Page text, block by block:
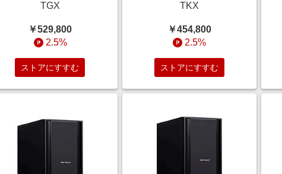
TGX
￥529,800
2.5%
ストアにすすむ
TKX
￥454,800
2.5%
ストアにすすむ